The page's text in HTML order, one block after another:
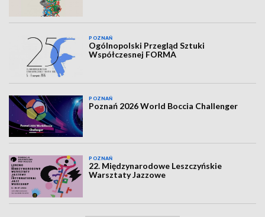
POZNAŃ
Ogólnopolski Przegląd Sztuki
Współczesnej FORMA
POZNAŃ
Poznań 2026 World Boccia Challenger
POZNAŃ
22. Międzynarodowe Leszczyńskie
Warsztaty Jazzowe